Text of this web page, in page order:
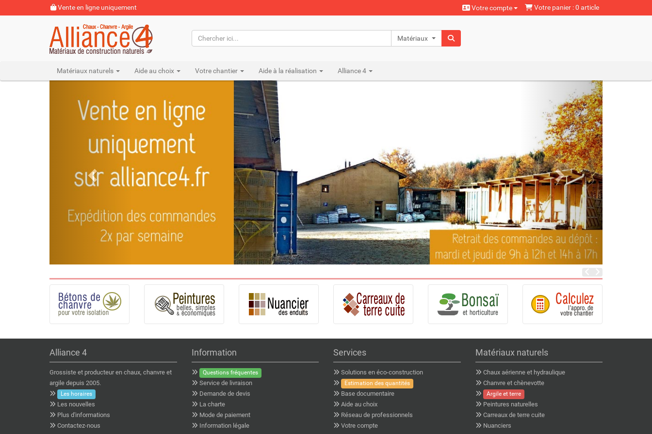
Vente en ligne uniquement Votre compte Votre panier : 0 article
Matériaux naturels
Matériaux naturels Aide au choix Votre chantier Aide à la réalisation Alliance 4
Alliance 4
Grossiste et producteur en chaux, chanvre et
argile depuis 2005.
Les horaires
Les nouvelles
Plus d'informations
Contactez-nous
Information
Questions fréquentes
Service de livraison
Demande de devis
La charte
Mode de paiement
Information légale
Services
Solutions en éco-construction
Estimation des quantités
Base documentaire
Aide au choix
Réseau de professionnels
Votre compte
Matériaux naturels
Chaux aérienne et hydraulique
Chanvre et chènevotte
Argile et terre
Peintures naturelles
Carreaux de terre cuite
Nuanciers